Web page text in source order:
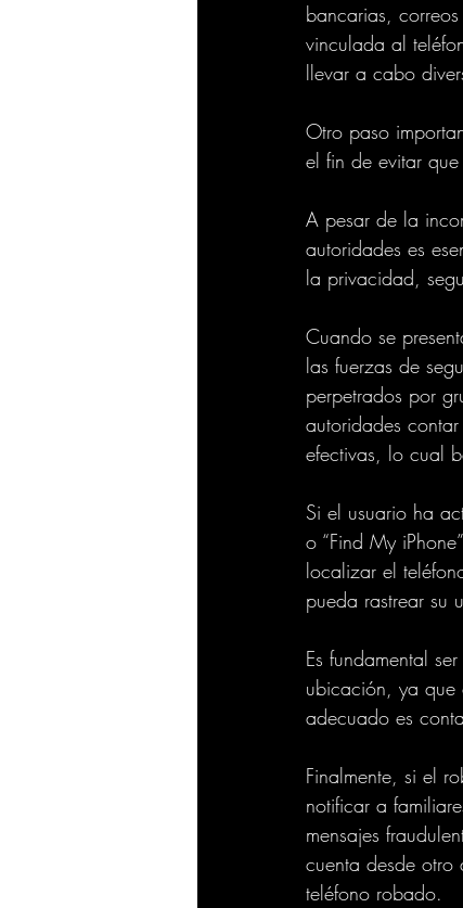
bancarias,
vinculada al
llevar a cabo
Otro paso
el fin de evitar
A pesar de la
autoridades es
la privacidad,
Cuando se
las fuerzas de
perpetrados por
autoridades
efectivas, lo cual
Si el usuario ha
o “Find My
localizar el
pueda rastrear su
Es fundamental
ubicación, ya que
adecuado es
Finalmente, si el
notificar a
mensajes
cuenta desde
teléfono robado.